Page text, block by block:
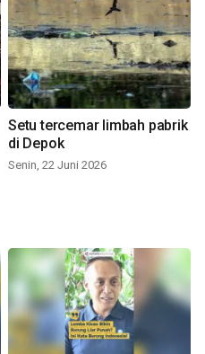
Setu tercemar limbah pabrik
di Depok
Senin, 22 Juni 2026